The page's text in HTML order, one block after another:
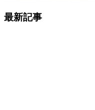
最新記事